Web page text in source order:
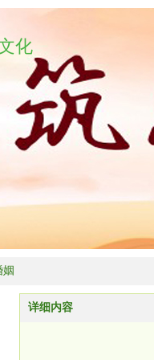
化
详细内容